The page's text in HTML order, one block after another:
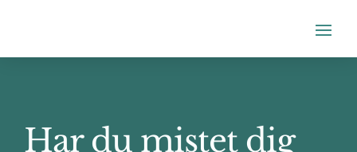
Har du mistet dig